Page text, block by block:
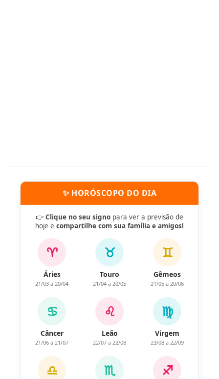
✨ HORÓSCOPO DO DIA
👉Clique no seu signo para ver a previsão de
hoje e compartilhe com sua família e amigos!
♈
Áries
21/03 a 20/04
♉
Touro
21/04 a 20/05
♊
Gêmeos
21/05 a 20/06
♋
Câncer
21/06 a 21/07
♌
Leão
22/07 a 22/08
♍
Virgem
23/08 a 22/09
♎ ♏ ♐